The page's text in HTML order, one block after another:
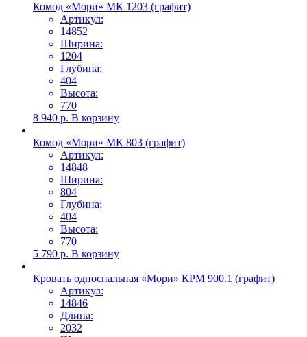
Комод «Мори» МК 1203 (графит)
Артикул:
14852
Ширина:
1204
Глубина:
404
Высота:
770
8 940 р. В корзину
Комод «Мори» МК 803 (графит)
Артикул:
14848
Ширина:
804
Глубина:
404
Высота:
770
5 790 р. В корзину
Кровать односпальная «Мори» КРМ 900.1 (графит)
Артикул:
14846
Длина:
2032